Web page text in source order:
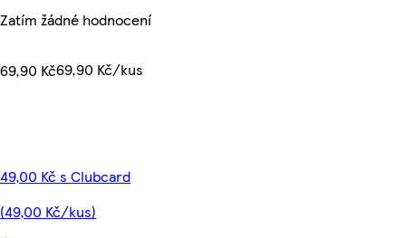
Zatím žádné hodnocení
69,90 Kč69,90 Kč/kus
49,00 Kč s Clubcard
(49,00 Kč/kus)